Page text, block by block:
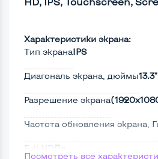
Характеристики экрана:
Тип экранаIPS
Диагональ экрана, дюймы13.3"
Разрешение экрана
Частота обновления экрана,
Full HD Да
Посмотреть все